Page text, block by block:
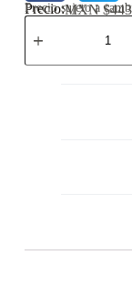
Precio:MXN $
Precio sujeto a